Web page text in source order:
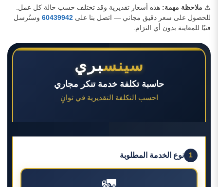
⚠️ ملاحظة مهمة: هذه أسعار تقديرية وقد تختلف حسب حالة كل عمل.
للحصول على سعر دقيق مجاني — اتصل بنا على 60439942 وسنُرسل
فنيًا للمعاينة بدون أي التزام.
سينسبري
حاسبة تكلفة خدمة تنكر مجاري
احسب التكلفة التقديرية في ثوانٍ
1 نوع الخدمة المطلوبة
🚛